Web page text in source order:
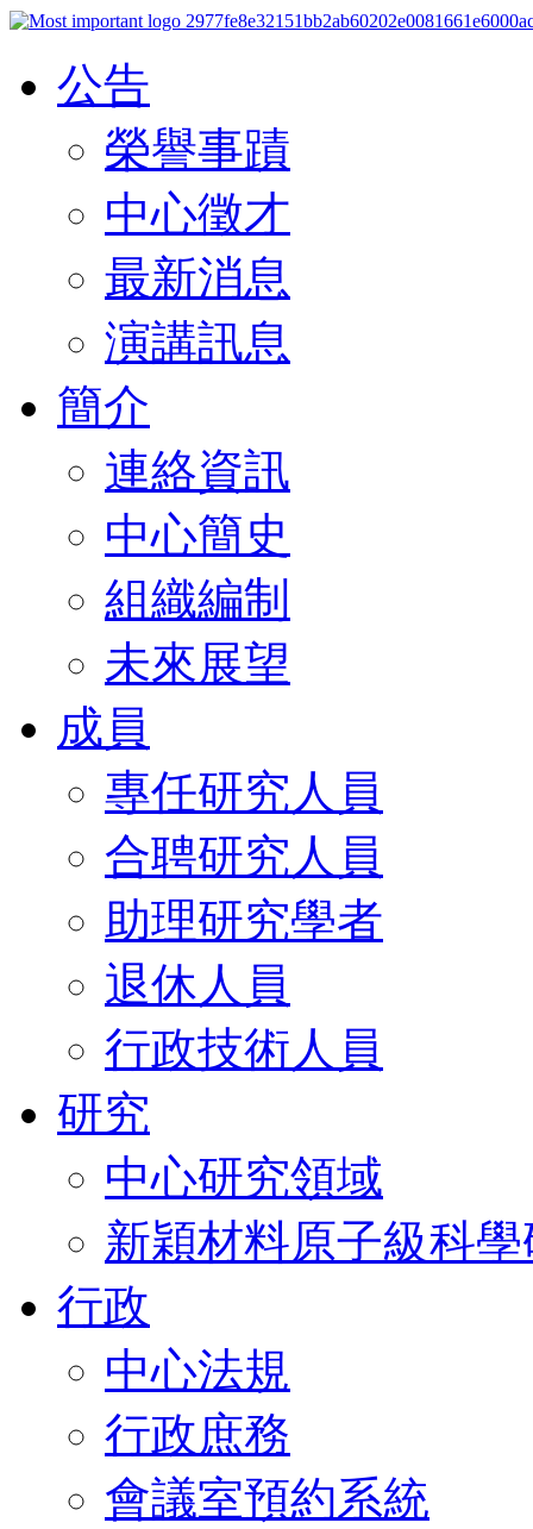
公告
榮譽事蹟
中心徵才
最新消息
演講訊息
簡介
連絡資訊
中心簡史
組織編制
未來展望
成員
專任研究人員
合聘研究人員
助理研究學者
退休人員
行政技術人員
研究
中心研究領域
新穎材料原子級科
行政
中心法規
行政庶務
會議室預約系統